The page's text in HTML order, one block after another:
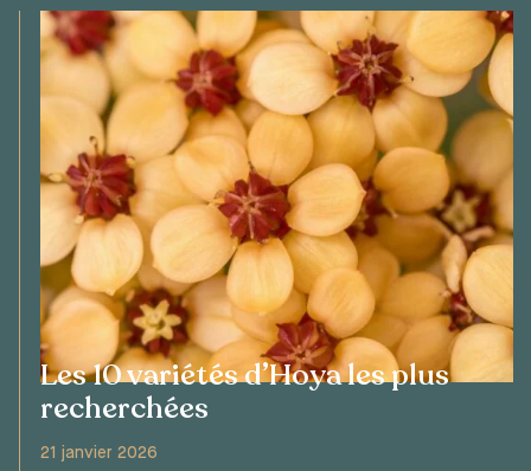
Les 10 variétés d’Hoya les plus
recherchées
21 janvier 2026